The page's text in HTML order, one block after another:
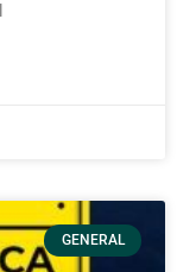
GENERAL